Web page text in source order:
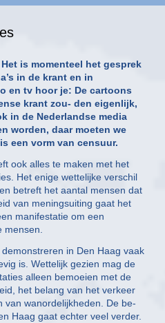
is momenteel het gesprek
in de krant en in
en tv hoor je: De cartoons
krant zou- den eigenlijk,
in de Nederlandse media
worden, daar moeten we
een vorm van censuur.
ook alles te maken met het
Het enige wettelijke verschil
betreft het aantal mensen dat
van meningsuiting gaat het
manifestatie om een
in Den Haag vaak
is. Wettelijk gezien mag de
alleen bemoeien met de
het belang van het verkeer
van wanordelijkheden. De be-
Haag gaat echter veel verder.